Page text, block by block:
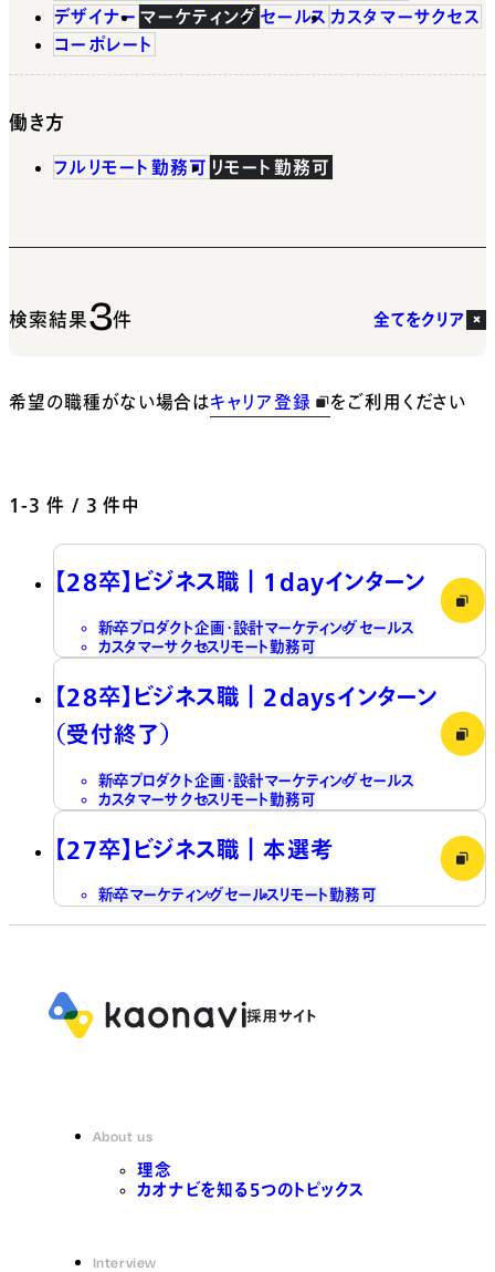
デザイナー マーケティング セールス カスタマーサクセス
コーポレート
働き方
フルリモート勤務可 リモート勤務可
検索結果3件 全てをクリア
希望の職種がない場合はキャリア登録 をご利用ください
1-3 件 / 3 件中
【28卒】ビジネス職┃1dayインターン
新卒プロダクト企画・設計マーケティング セールス
カスタマーサクセスリモート勤務可
【28卒】ビジネス職┃2daysインターン
（受付終了）
新卒プロダクト企画・設計マーケティングセールス
カスタマーサクセス リモート勤務可
【27卒】ビジネス職┃本選考
新卒マーケティング セールスリモート勤務可
About us
理念
カオナビを知る5つのトピックス
Interview